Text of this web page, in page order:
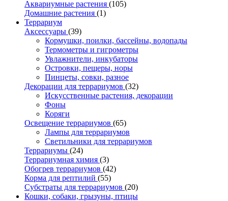
Аквариумные растения (105)
Домашние растения (1)
Террариум
Аксессуары (39)
Кормушки, поилки, бассейны, водопады
Термометры и гигрометры
Увлажнители, инкубаторы
Островки, пещеры, норы
Пинцеты, совки, разное
Декорации для террариумов (32)
Искусственные растения, декорации
Фоны
Коряги
Освещение террариумов (65)
Лампы для террариумов
Светильники для террариумов
Террариумы (24)
Террариумная химия (3)
Обогрев террариумов (42)
Корма для рептилий (55)
Субстраты для террариумов (20)
Кошки, собаки, грызуны, птицы